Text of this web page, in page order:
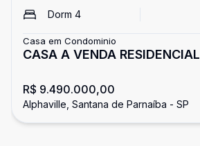
Dorm 4
Casa em Condominio
CASA A VENDA RESIDENCIAL
R$ 9.490.000,00
Alphaville, Santana de Parnaíba - SP